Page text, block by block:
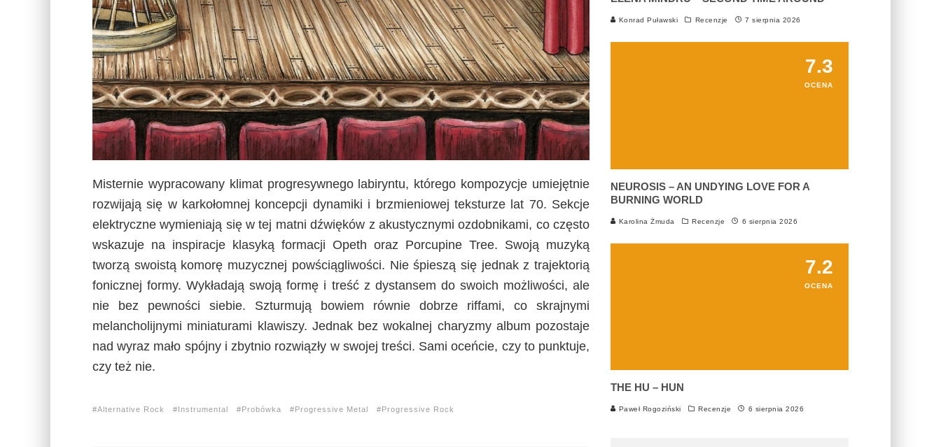
Misternie wypracowany klimat progresywnego labiryntu, którego kompozycje umiejętnie
rozwijają się w karkołomnej koncepcji dynamiki i brzmieniowej teksturze lat 70. Sekcje
elektryczne wymieniają się w tej matni dźwięków z akustycznymi ozdobnikami, co często
wskazuje na inspiracje klasyką formacji Opeth oraz Porcupine Tree. Swoją muzyką
tworzą swoistą komorę muzycznej powściągliwości. Nie śpieszą się jednak z trajektorią
fonicznej formy. Wykładają swoją formę i treść z dystansem do swoich możliwości, ale
nie bez pewności siebie. Szturmują bowiem równie dobrze riffami, co skrajnymi
melancholijnymi miniaturami klawiszy. Jednak bez wokalnej charyzmy album pozostaje
nad wyraz mało spójny i zbytnio rozwiązły w swojej treści. Sami oceńcie, czy to punktuje,
czy też nie.
Alternative Rock Instrumental Probówka Progressive Metal Progressive Rock
Konrad Puławski Recenzje 7 sierpnia 2026
7.3
OCENA
NEUROSIS – AN UNDYING LOVE FOR A
BURNING WORLD
Karolina Żmuda Recenzje 6 sierpnia 2026
7.2
OCENA
THE HU – HUN
Paweł Rogoziński Recenzje 6 sierpnia 2026